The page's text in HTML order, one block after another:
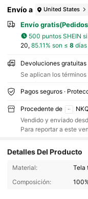
Envío a United States
Envío
500 puntos SHEIN
20, 85.11% son ≤ 8días
Devoluciones
Se aplican los
Pagos seguros ·
Procedente de
Vendido y enviado
Para reportar a este
Detalles Del Producto
Material:
Tela
Composición:
4.2K
4.2K